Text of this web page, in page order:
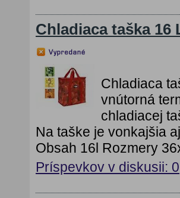
Chladiaca taška 16
Chladiaca
vnútorná
chladiacej
Na taške je vonkajšia
Obsah 16l Rozmery
Príspevkov v diskusii: 0